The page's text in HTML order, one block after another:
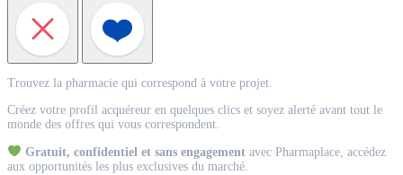
Acquéreur
Trouvez la pharmacie qui correspond à votre projet.
Créez votre profil acquéreur en quelques clics et soyez alerté avant tout le
monde des offres qui vous correspondent.
Gratuit, confidentiel et sans engagementavec Pharmaplace, accédez
aux opportunités les plus exclusives du marché.